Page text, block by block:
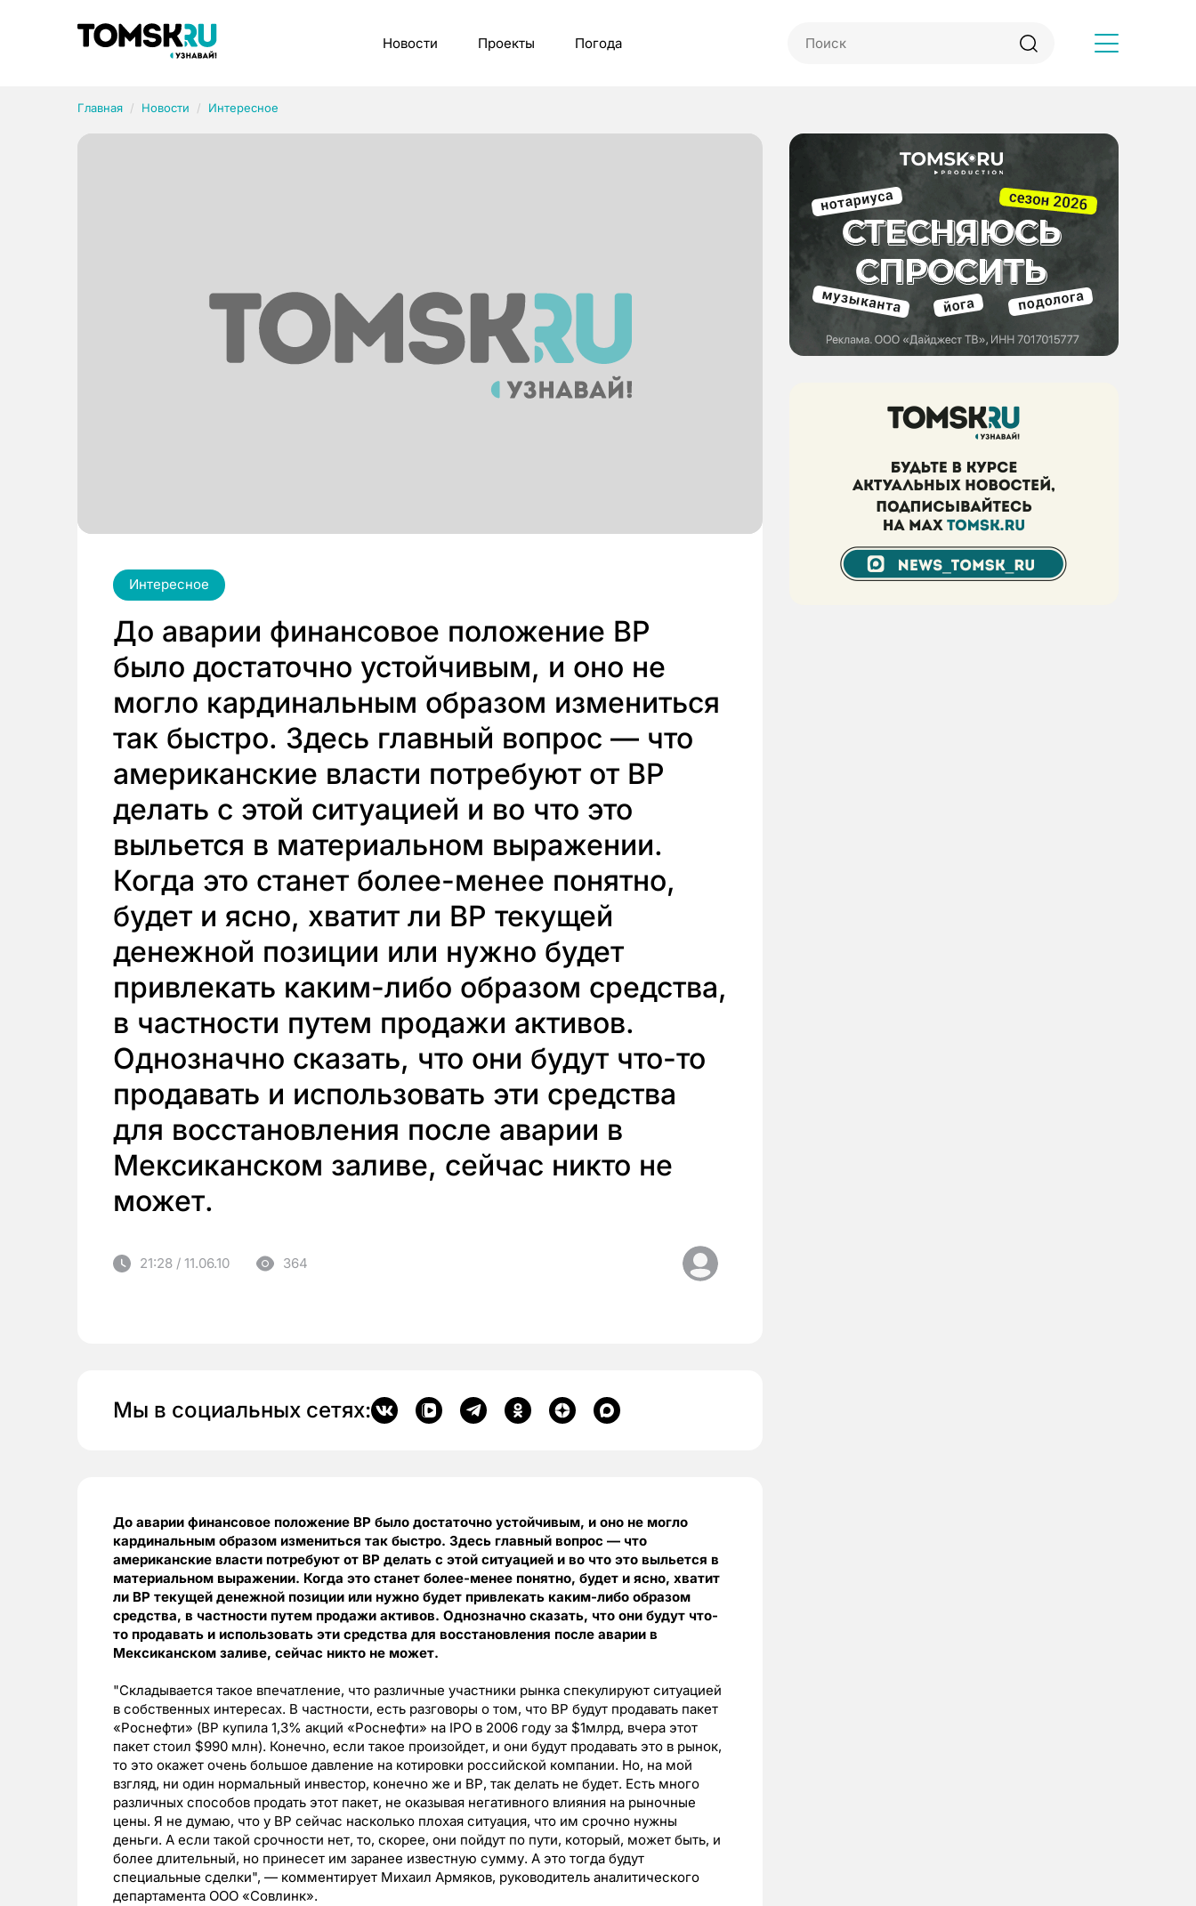
Новости Проекты Погода
Главная Новости Интересное
Интересное
До аварии финансовое положение ВР
было достаточно устойчивым, и оно не
могло кардинальным образом измениться
так быстро. Здесь главный вопрос — что
американские власти потребуют от ВР
делать с этой ситуацией и во что это
выльется в материальном выражении.
Когда это станет более-менее понятно,
будет и ясно, хватит ли ВР текущей
денежной позиции или нужно будет
привлекать каким-либо образом средства,
в частности путем продажи активов.
Однозначно сказать, что они будут что-то
продавать и использовать эти средства
для восстановления после аварии в
Мексиканском заливе, сейчас никто не
может.
21:28 / 11.06.10 364
Мы в социальных сетях:
До аварии финансовое положение ВР было достаточно устойчивым, и оно не могло
кардинальным образом измениться так быстро. Здесь главный вопрос — что
американские власти потребуют от ВР делать с этой ситуацией и во что это выльется в
материальном выражении. Когда это станет более-менее понятно, будет и ясно, хватит
ли ВР текущей денежной позиции или нужно будет привлекать каким-либо образом
средства, в частности путем продажи активов. Однозначно сказать, что они будут что-
то продавать и использовать эти средства для восстановления после аварии в
Мексиканском заливе, сейчас никто не может.
"Складывается такое впечатление, что различные участники рынка спекулируют ситуацией
в собственных интересах. В частности, есть разговоры о том, что ВР будут продавать пакет
«Роснефти» (ВР купила 1,3% акций «Роснефти» на IPO в 2006 году за $1млрд, вчера этот
пакет стоил $990 млн). Конечно, если такое произойдет, и они будут продавать это в рынок,
то это окажет очень большое давление на котировки российской компании. Но, на мой
взгляд, ни один нормальный инвестор, конечно же и ВР, так делать не будет. Есть много
различных способов продать этот пакет, не оказывая негативного влияния на рыночные
цены. Я не думаю, что у ВР сейчас насколько плохая ситуация, что им срочно нужны
деньги. А если такой срочности нет, то, скорее, они пойдут по пути, который, может быть, и
более длительный, но принесет им заранее известную сумму. А это тогда будут
специальные сделки", — комментирует Михаил Армяков, руководитель аналитического
департамента ООО «Совлинк».
Рубрики